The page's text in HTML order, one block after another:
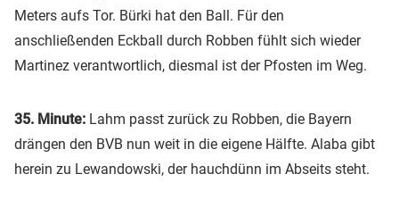
Meters aufs Tor. Bürki hat den Ball. Für den
anschließenden Eckball durch Robben fühlt sich wieder
Martinez verantwortlich, diesmal ist der Pfosten im Weg.
35. Minute: Lahm passt zurück zu Robben, die Bayern
drängen den BVB nun weit in die eigene Hälfte. Alaba gibt
herein zu Lewandowski, der hauchdünn im Abseits steht.